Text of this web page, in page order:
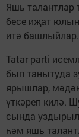
Яшь та­лант­лар
бе­се иҗат
итә баш­лый­лар.
Tatar parti
бып та­ны­ту­да
ярыш­лар,
үт­кә­реп ки­лә.
сын­да
һәм яшь